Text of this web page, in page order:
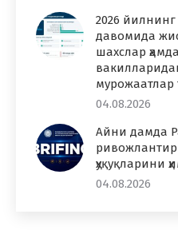
2026
давомида
шахслар
мурожаатлар
04.08.2026
Айни дамда
ҳуқуқларини
04.08.2026